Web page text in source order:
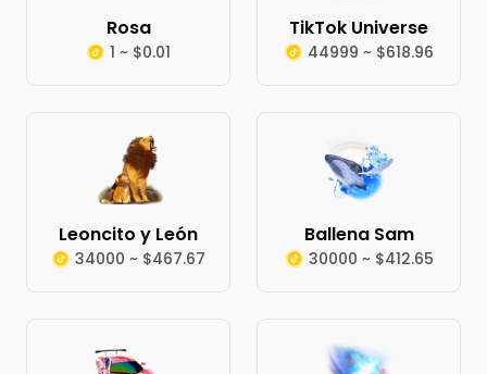
Rosa
1 ~ $0.01
TikTok Universe
44999 ~ $618.96
Leoncito y León
34000 ~ $467.67
Ballena Sam
30000 ~ $412.65